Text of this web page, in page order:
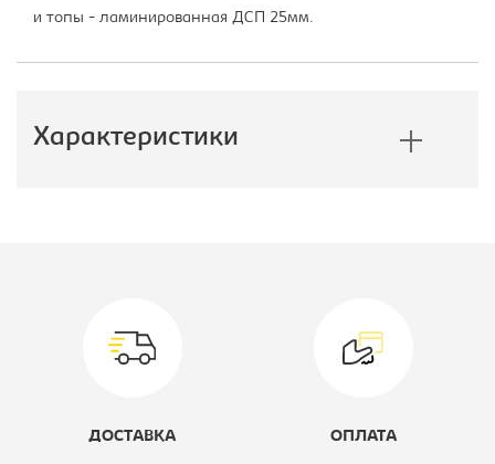
и топы - ламинированная ДСП 25мм.
Характеристики
Стол
ДОСТАВКА ОПЛАТА